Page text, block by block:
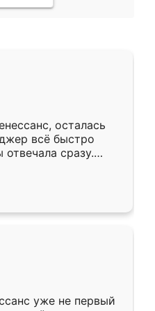
осталась
всё быстро
сразу.
подошёл к
Собрали
аккуратно, даже
уже не первый